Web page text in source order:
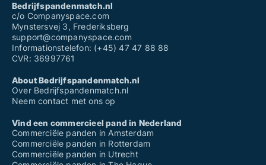
Bedrijfspandenmatch.nl
c/o Companyspace.com
Mynstersvej 3, Frederiksberg
support@companyspace.com
Informationstelefon: (+45) 47 47 88 88
CVR: 36997761
About Bedrijfspandenmatch.nl
Over Bedrijfspandenmatch.nl
Neem contact met ons op
Vind een commercieel pand in Nederland
Commerciële panden in Amsterdam
Commerciële panden in Rotterdam
Commerciële panden in Utrecht